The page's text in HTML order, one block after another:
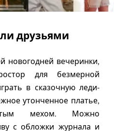
друзьями
новогодней вечеринки,
для безмерной
в сказочную леди-
утонченное платье,
мехом. Можно
с обложки журнала и